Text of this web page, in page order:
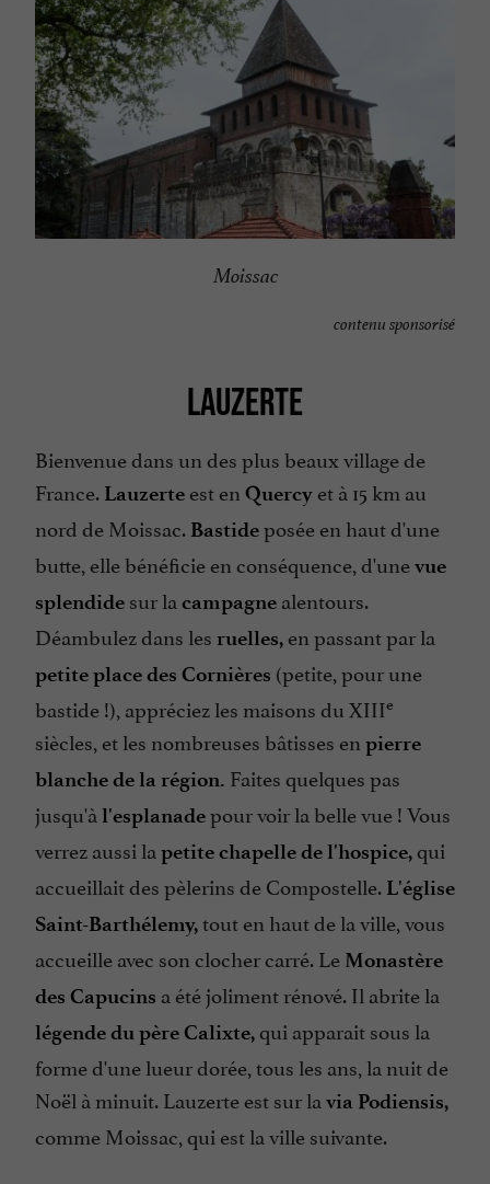
Moissac
contenu sponsorisé
LAUZERTE
Bienvenue dans un des plus beaux village de
France. Lauzerte est en Quercy et à 15 km au
nord de Moissac. Bastideposée en haut d'une
butte, elle bénéficie en conséquence, d'unevue
splendide sur la campagne alentours.
Déambulez dans les ruelles, en passant par la
petite place des Cornières (petite, pour une
bastide !), appréciez les maisons du XIIIe
siècles, et les nombreuses bâtisses en pierre
blanche de la région. Faites quelques pas
jusqu'à l'esplanadepour voir la belle vue ! Vous
verrez aussi la petite chapelle de l'hospice,qui
accueillait des pèlerins de Compostelle. L'église
Saint-Barthélemy,tout en haut de la ville, vous
accueille avec son clocher carré. Le Monastère
des Capucins a été joliment rénové. Il abrite la
légende du père Calixte,qui apparait sous la
forme d'une lueur dorée, tous les ans, la nuit de
Noël à minuit. Lauzerte est sur la via Podiensis,
comme Moissac, qui est la ville suivante.